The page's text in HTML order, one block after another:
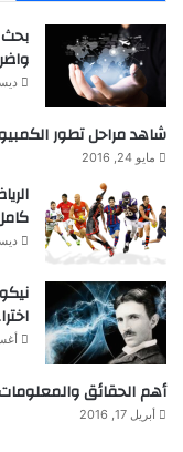
بحث
شاهد مراحل تطور
مايو 24, 2016
ديسمبر
أهم الحقائق
أبريل 17, 2016